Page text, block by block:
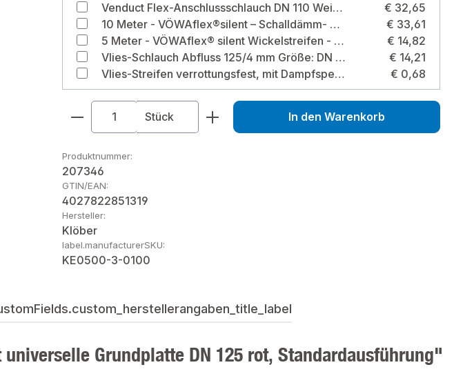
Venduct Flex-Anschlussschlauch DN 110 Weich-PVC für DN 110/DN 125
€ 32,65
10 Meter - VÖWAflex®silent – Schalldämm- u. Schutzschlauch aus Polyestervlies DN125 mm, Stärke 9 mm Größe: DN125 mm
€ 33,61
5 Meter - VÖWAflex® silent Wickelstreifen - Stärke 6 mm, mit Folie Ausführung: mit Folie
€ 14,82
Vlies-Schlauch Abfluss 125/4 mm Größe: DN 125
€ 14,21
Vlies-Streifen verrottungsfest, mit Dampfsperre 70 x 2 mm Größe: mit Dampfsperre 70 x 2 mm
€ 0,68
Produkt Anzahl: Gib den gewünschten Wert
Stück In den Warenkorb
Produktnummer:
207346
GTIN/EAN:
4027822851319
Hersteller:
Klöber
label.manufacturerSKU:
KE0500-3-0100
Grundplatte DN 125 rot, Standardausführung"